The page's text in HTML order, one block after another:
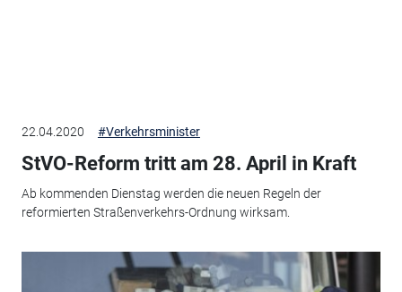
22.04.2020 #Verkehrsminister
StVO-Reform tritt am 28. April in Kraft
Ab kommenden Dienstag werden die neuen Regeln der
reformierten Straßenverkehrs-Ordnung wirksam.